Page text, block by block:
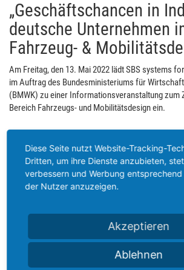
„Geschäftschancen in
deutsche Unternehmen
Fahrzeug- &
Am Freitag, den 13. Mai 2022 lädt SBS systems
im Auftrag des Bundesministeriums für
(BMWK) zu einer Informationsveranstaltung zum
Bereich Fahrzeugs- und Mobilitätsdesign ein.
indischen Markt notwendigen fachbezogenen
Verfügung zu stellen. Experten mit Zielland-
zur konkreten Marktsituation und Marktchancen,
rechtliche Rahmenbedingungen sowie über
Das Seminar wird im Auftrag des
Klimaschutz (BMWK) von SBS systems for
gemeinsam mit der Deutsch-Indischen Industrie-
Diese Seite nutzt Website-Tracking-
Dritten, um ihre Dienste anzubieten,
verbessern und Werbung
der Nutzer anzuzeigen.
Akzeptieren
Ablehnen